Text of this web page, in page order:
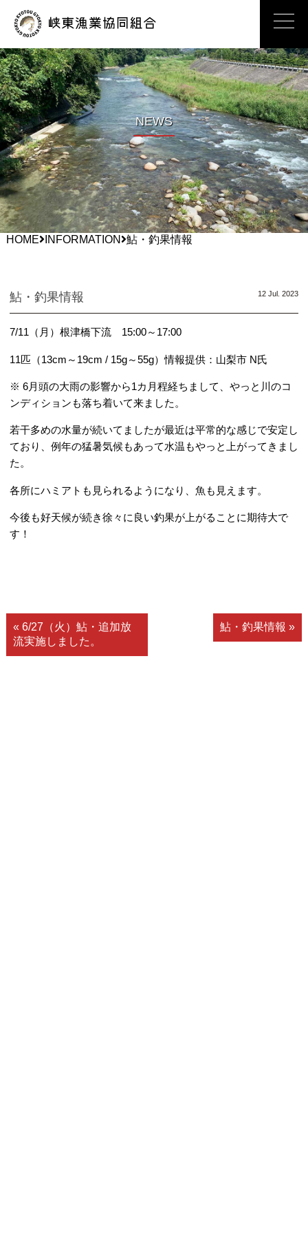
峡東漁業協
NEWS
HOME INFORMATION 鮎・釣果情報
鮎・釣果情報 12 Jul. 2023
7/11（月）根津橋下流 15:00～17:00
11匹（13cm～19cm / 15g～55g）情報提供：山梨市 N氏
※ 6月頭の大雨の影響から1カ月程経ちまして、やっと川のコ
ンディションも落ち着いて来ました。
若干多めの水量が続いてましたが最近は平常的な感じで安定し
ており、例年の猛暑気候もあって水温もやっと上がってきまし
た。
各所にハミアトも見られるようになり、魚も見えます。
今後も好天候が続き徐々に良い釣果が上がることに期待大で
す！
« 6/27（火）鮎・追加放
流実施しました。
鮎・釣果情報 »